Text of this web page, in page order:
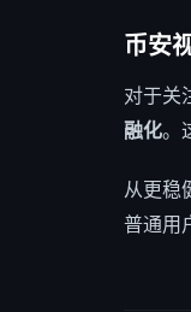
币安
对于关
融化。
从更稳
普通用